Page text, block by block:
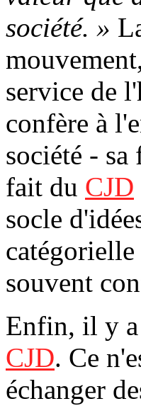
société. »
service de
confère à
société -
fait du CJD
socle
souvent
Enfin, il y a
CJD. Ce
échanger